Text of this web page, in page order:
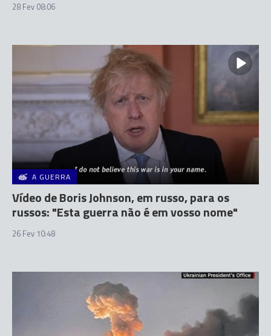
28 Fev 08:06
A GUERRA
Vídeo de Boris Johnson, em russo, para os
russos: "Esta guerra não é em vosso nome"
26 Fev 10:48